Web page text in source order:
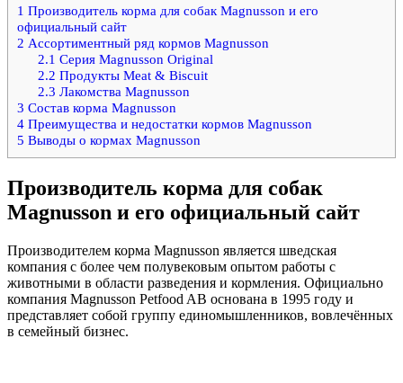
1 Производитель корма для собак Magnusson и его
официальный сайт
2 Ассортиментный ряд кормов Magnusson
2.1 Серия Magnusson Original
2.2 Продукты Meat & Biscuit
2.3 Лакомства Magnusson
3 Состав корма Magnusson
4 Преимущества и недостатки кормов Magnusson
5 Выводы о кормах Magnusson
Производитель корма для собак
Magnusson и его официальный сайт
Производителем корма Magnusson является шведская
компания с более чем полувековым опытом работы с
животными в области разведения и кормления. Официально
компания Magnusson Petfood AB основана в 1995 году и
представляет собой группу единомышленников, вовлечённых
в семейный бизнес.